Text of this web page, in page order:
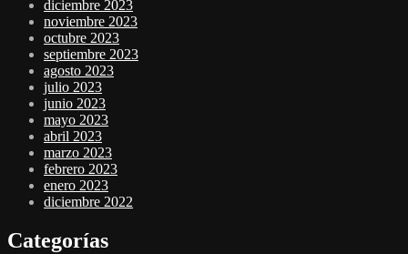
diciembre 2023
noviembre 2023
octubre 2023
septiembre 2023
agosto 2023
julio 2023
junio 2023
mayo 2023
abril 2023
marzo 2023
febrero 2023
enero 2023
diciembre 2022
Categorías